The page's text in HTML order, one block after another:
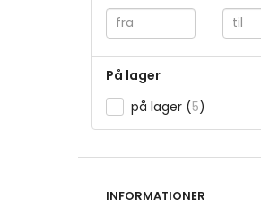
På lager
på lager (5)
INFORMATIONER